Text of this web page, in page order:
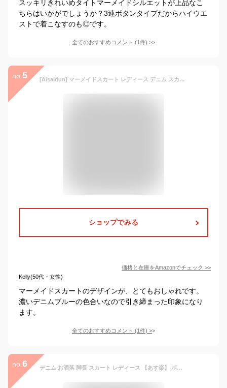
スッキリきれいめタイトマーメイドシルエットが上品なこ
ちらはいかがでしょうか？3連ボタンタイプだからハイウエ
ストで着こなすのも◎です。
全てのおすすめコメント (1件) >
no. 5 [Aisaidun] マーメイドスカート レディース デニム スカート ロング ハイウエスト ロングスカート aライン フレアスカート おしゃれ タイトスカート エレガント 大きいサイズシンプルストレッチ スカートブルーL
ショップでみる
価格と在庫をAmazonでチェック >>
Kelly(50代・女性)
マーメイドスカートのデザインが、とてもおしゃれです。
濃いデニムブルーの色合いなので引き締まった印象になり
ます。
全てのおすすめコメント (1件) >
no. 6 デニム お洒落 脚長 スカート レディース 【あす楽】 ボトムス デニムスカート ロングスカート クラッシュ マキシ丈 マキシスカート ストレート ペンシルスカート スリット スリットスカート 薄手 ロング タイト ハイウエスト ゴム 大きいサイズ 黒 春 夏 HUG.U